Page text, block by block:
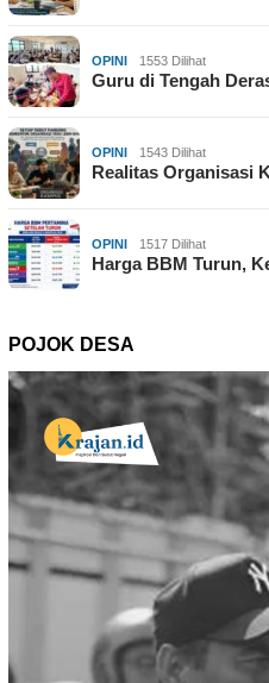
OPINI 1553 Dilihat
Guru di Tengah
OPINI 1543 Dilihat
Realitas Organisasi
OPINI 1517 Dilihat
Harga BBM Turun,
POJOK DESA